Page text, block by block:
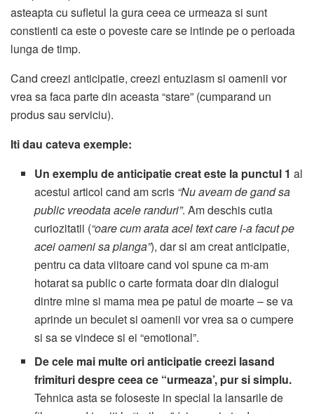
asteapta cu sufletul la gura ceea ce urmeaza si sunt
constienti ca este o poveste care se intinde pe o perioada
lunga de timp.
Cand creezi anticipatie, creezi entuziasm si oamenii vor
vrea sa faca parte din aceasta “stare” (cumparand un
produs sau serviciu).
Iti dau cateva exemple:
Un exemplu de anticipatie creat este la punctul 1 al
acestui articol cand am scris “Nu aveam de gand sa
public vreodata acele randuri”. Am deschis cutia
curiozitatii (“oare cum arata acel text care i-a facut pe
acei oameni sa planga”), dar si am creat anticipatie,
pentru ca data viitoare cand voi spune ca m-am
hotarat sa public o carte formata doar din dialogul
dintre mine si mama mea pe patul de moarte – se va
aprinde un beculet si oamenii vor vrea sa o cumpere
si sa se vindece si ei “emotional”.
De cele mai multe ori anticipatie creezi lasand
frimituri despre ceea ce “urmeaza’, pur si simplu.
Tehnica asta se foloseste in special la lansarile de